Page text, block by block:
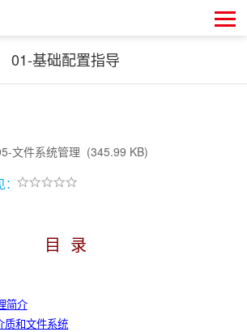
01-基础配置指导
文件系统管理 (345.99 KB)
目 录
简介
质和文件系统